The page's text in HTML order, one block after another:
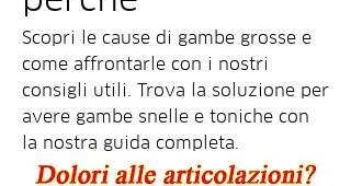
Scopri le cause di gambe grosse e
come affrontarle con i nostri
consigli utili. Trova la soluzione per
avere gambe snelle e toniche con
la nostra guida completa.